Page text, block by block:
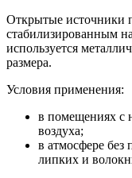
Открытые источники
стабилизированным
используется
размера.
Условия применения:
в помещениях с
воздуха;
в атмосфере
липких и